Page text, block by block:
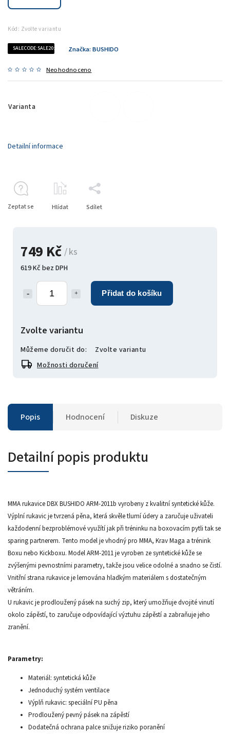
Kód: Zvolte variantu
SALECODE:SALE20:20:%
Neohodnoceno
Značka: BUSHIDO
Varianta
749 Kč / ks
619 Kč bez DPH
Přidat do košíku
Zvolte variantu
Můžeme doručit do:
Zvolte variantu
Možnosti doručení
Detailní informace
Zeptat se Hlídat Sdílet
Popis Hodnocení Diskuze
Detailní popis produktu
MMA rukavice DBX BUSHIDO ARM-2011b vyrobeny z kvalitní syntetické kůže.
Výplní rukavic je tvrzená pěna, která skvěle tlumí údery a zaručuje uživateli
každodenní bezproblémové využítí jak při tréninku na boxovacím pytli tak se
sparing partnerem. Tento model je vhodný pro MMA, Krav Maga a trénink
Boxu nebo Kickboxu. Model ARM-2011 je vyroben ze syntetické kůže se
zvýšenými pevnostními parametry, takže jsou velice odolné a snadno se čistí.
Vnitřní strana rukavice je lemována hladkým materiálem s dostatečným
větráním.
U rukavic je prodloužený pásek na suchý zip, který umožňuje dvojité vinutí
okolo zápěstí, to zaručuje odpovídající výztuhu zápěstí a zabraňuje jeho
zranění.
Parametry:
Materiál: syntetická kůže
Jednoduchý systém ventilace
Výplň rukavic: speciální PU pěna
Prodloužený pevný pásek na zápěstí
Dodatečná ochrana palce snižuje riziko poranění